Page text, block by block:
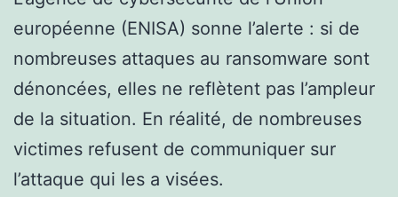
européenne (ENISA) sonne l’alerte : si de
nombreuses attaques au ransomware sont
dénoncées, elles ne reflètent pas l’ampleur
de la situation. En réalité, de nombreuses
victimes refusent de communiquer sur
l’attaque qui les a visées.